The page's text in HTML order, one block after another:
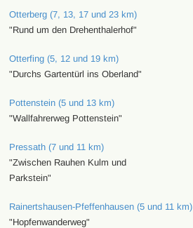
Otterberg (7, 13, 17 und 23 km)
"Rund um den Drehenthalerhof"
Otterfing (5, 12 und 19 km)
"Durchs Gartentürl ins Oberland"
Pottenstein (5 und 13 km)
"Wallfahrerweg Pottenstein"
Pressath (7 und 11 km)
"Zwischen Rauhen Kulm und
Parkstein"
Rainertshausen-Pfeffenhausen (5 und 11 km)
"Hopfenwanderweg"